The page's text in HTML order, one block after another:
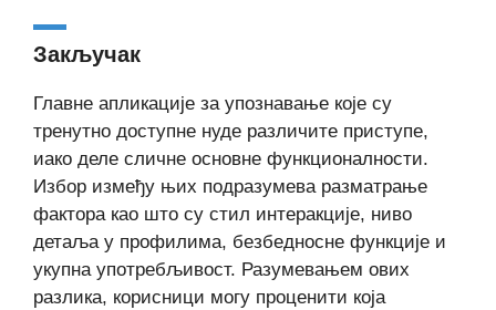
Закључак
Главне апликације за упознавање које су
тренутно доступне нуде различите приступе,
иако деле сличне основне функционалности.
Избор између њих подразумева разматрање
фактора као што су стил интеракције, ниво
детаља у профилима, безбедносне функције и
укупна употребљивост. Разумевањем ових
разлика, корисници могу проценити која